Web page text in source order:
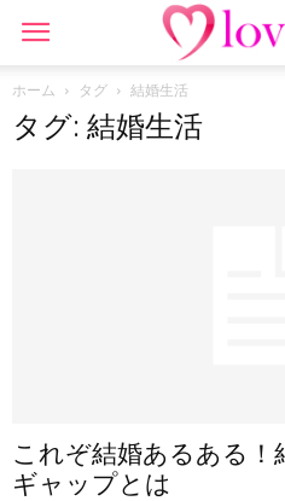
ホーム タグ 結婚生活
タグ: 結婚生活
これぞ結婚あるある！
ギャップとは